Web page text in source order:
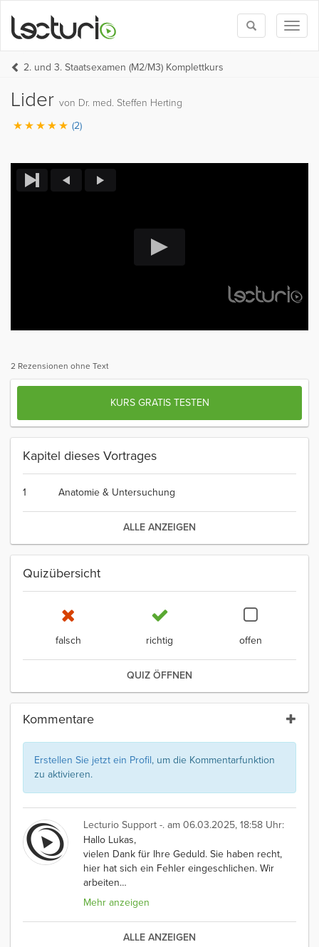
Toggle
search
2. und 3. Staatsexamen (M2/M3) Komplettkurs
Lider von Dr. med. Steffen Herting
(2)
2 Rezensionen ohne Text
KURS GRATIS TESTEN
Kapitel dieses Vortrages
1 Anatomie & Untersuchung
ALLE ANZEIGEN
Quizübersicht
falsch richtig offen
QUIZ ÖFFNEN
Kommentare
Erstellen Sie jetzt ein Profil, um die Kommentarfunktion
zu aktivieren.
Lecturio Support -. am 06.03.2025, 18:58 Uhr:
Hallo Lukas,
vielen Dank für Ihre Geduld. Sie haben recht,
hier hat sich ein Fehler eingeschlichen. Wir
arbeiten…
Mehr anzeigen
ALLE ANZEIGEN